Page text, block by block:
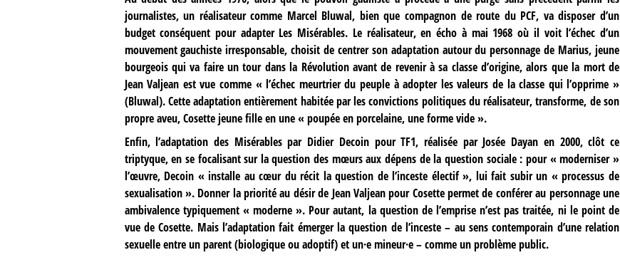
journalistes, un réalisateur comme Marcel Bluwal, bien que compagnon de route du PCF, va disposer d’un
budget conséquent pour adapter Les Misérables. Le réalisateur, en écho à mai 1968 où il voit l’échec d’un
mouvement gauchiste irresponsable, choisit de centrer son adaptation autour du personnage de Marius, jeune
bourgeois qui va faire un tour dans la Révolution avant de revenir à sa classe d’origine, alors que la mort de
Jean Valjean est vue comme « l’échec meurtrier du peuple à adopter les valeurs de la classe qui l’opprime »
(Bluwal). Cette adaptation entièrement habitée par les convictions politiques du réalisateur, transforme, de son
propre aveu, Cosette jeune fille en une « poupée en porcelaine, une forme vide ».
Enfin, l’adaptation des Misérables par Didier Decoin pour TF1, réalisée par Josée Dayan en 2000, clôt ce
triptyque, en se focalisant sur la question des mœurs aux dépens de la question sociale : pour « moderniser »
l’œuvre, Decoin « installe au cœur du récit la question de l’inceste électif », lui fait subir un « processus de
sexualisation ». Donner la priorité au désir de Jean Valjean pour Cosette permet de conférer au personnage une
ambivalence typiquement « moderne ». Pour autant, la question de l’emprise n’est pas traitée, ni le point de
vue de Cosette. Mais l’adaptation fait émerger la question de l’inceste – au sens contemporain d’une relation
sexuelle entre un parent (biologique ou adoptif) et un·e mineur·e – comme un problème public.